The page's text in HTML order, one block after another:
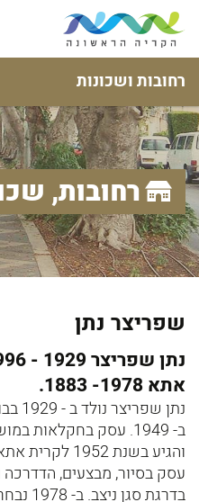
רחובות ושכונות
רחובות,
שפריצר נתן
אתא 1978- 1883.
נתן
ב- 1949. עסק בחקלאות